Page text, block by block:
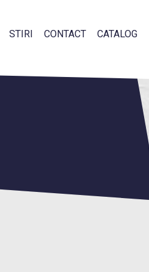
STIRI CONTACT CATALOG